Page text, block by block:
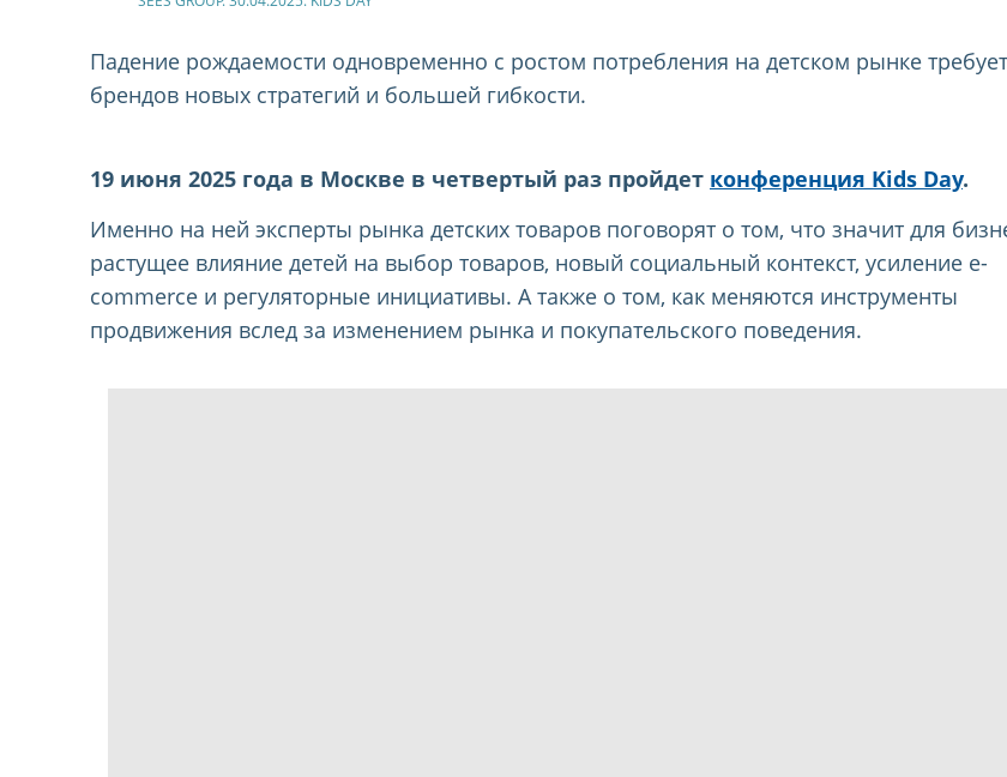
Падение рождаемости одновременно с ростом потребления на детском рынке
брендов новых стратегий и большей гибкости.
19 июня 2025 года в Москве в четвертый раз пройдет конференция Kids Day.
Именно на ней эксперты рынка детских товаров поговорят о том, что значит для
растущее влияние детей на выбор товаров, новый социальный контекст, усиление e-
commerce и регуляторные инициативы. А также о том, как меняются инструменты
продвижения вслед за изменением рынка и покупательского поведения.